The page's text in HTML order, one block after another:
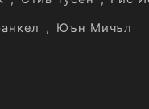
, Юън Мичъл